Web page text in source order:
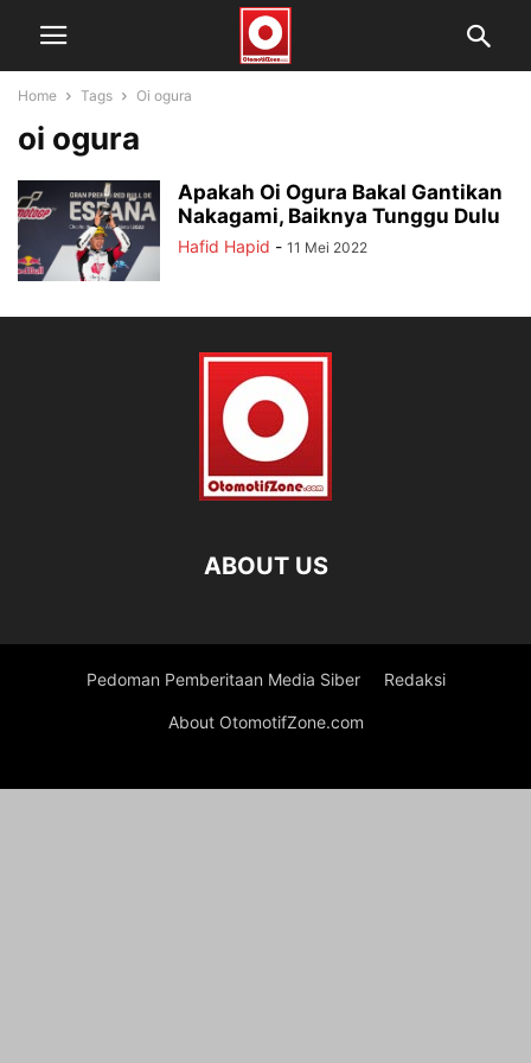
Home Tags Oi ogura
oi ogura
Apakah Oi Ogura Bakal Gantikan
Nakagami, Baiknya Tunggu Dulu
Hafid Hapid - 11 Mei 2022
ABOUT US
Pedoman Pemberitaan Media Siber Redaksi
About OtomotifZone.com